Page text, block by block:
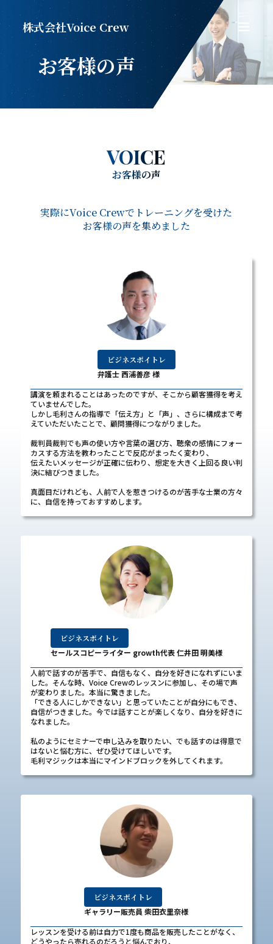
株式会社Voice Crew
お客様の声
VOICE
お客様の声
実際にVoice Crewでトレーニングを受けた
お客様の声を集めました
ビジネスボイトレ
弁護士 西浦善彦 様
講演を頼まれることはあったのですが、そこから顧客獲得を考え
ていませんでした。
しかし毛利さんの指導で「伝え方」と「声」、さらに構成まで考
えていただいたことで、顧問獲得につながりました。
裁判員裁判でも声の使い方や言葉の選び方、聴衆の感情にフォー
カスする方法を教わったことで反応がまったく変わり、
伝えたいメッセージが正確に伝わり、想定を大きく上回る良い判
決に結びつきました。
真面目だけれども、人前で人を惹きつけるのが苦手な士業の方々
に、自信を持っておすすめします。
ビジネスボイトレ
セールスコピーライター growth代表 仁井田 明美様
人前で話すのが苦手で、自信もなく、自分を好きになれずにいま
した。そんな時、Voice Crewのレッスンに参加し、その場で声
が変わりました。本当に驚きました。
「できる人にしかできない」と思っていたことが自分にもでき、
自信がつきました。今では話すことが楽しくなり、自分を好きに
なれました。
私のようにセミナーで申し込みを取りたい、でも話すのは得意で
はないと悩む方に、ぜひ受けてほしいです。
毛利マジックは本当にマインドブロックを外してくれます。
ビジネスボイトレ
ギャラリー販売員 柴田衣里奈様
レッスンを受ける前は自力で1度も商品を販売したことがなく、
どうやったら売れるのだろうと悩んでおり、